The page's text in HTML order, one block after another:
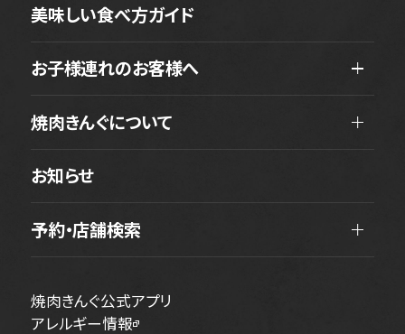
美味しい食べ方ガイド
お子様連れのお客様へ
焼肉きんぐについて
お知らせ
予約・店舗検索
焼肉きんぐ公式アプリ
アレルギー情報